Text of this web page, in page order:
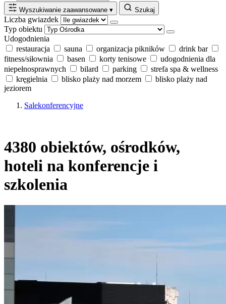
Wyszukiwanie zaawansowane ▾ Szukaj
Liczba gwiazdek
Typ obiektu
Udogodnienia
restauracja
sauna organizacja pikników
drink bar
fitness/siłownia
basen korty tenisowe
udogodnienia dla
niepełnosprawnych
bilard parking
strefa spa & wellness
kręgielnia
blisko plaży nad morzem
blisko plaży nad
jeziorem
Salekonferencyjne
4380 obiektów, ośrodków,
hoteli na konferencje i
szkolenia